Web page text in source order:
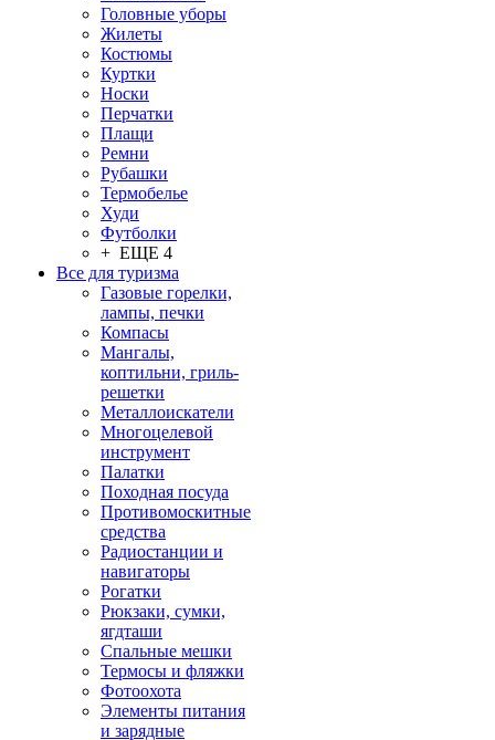
Головные уборы
Жилеты
Костюмы
Куртки
Носки
Перчатки
Плащи
Ремни
Рубашки
Термобелье
Худи
Футболки
+ ЕЩЕ 4
Все для туризма
Газовые горелки,
лампы, печки
Компасы
Мангалы,
коптильни, гриль-
решетки
Металлоискатели
Многоцелевой
инструмент
Палатки
Походная посуда
Противомоскитные
средства
Радиостанции и
навигаторы
Рогатки
Рюкзаки, сумки,
ягдташи
Спальные мешки
Термосы и фляжки
Фотоохота
Элементы питания
и зарядные